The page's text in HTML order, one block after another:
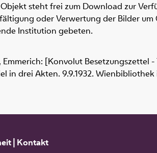
Objekt steht frei zum Download zur
oder Verwertung der Bilder
Institution gebeten.
Emmerich: [Konvolut
in drei Akten. 9.9.1932.
| Kontakt